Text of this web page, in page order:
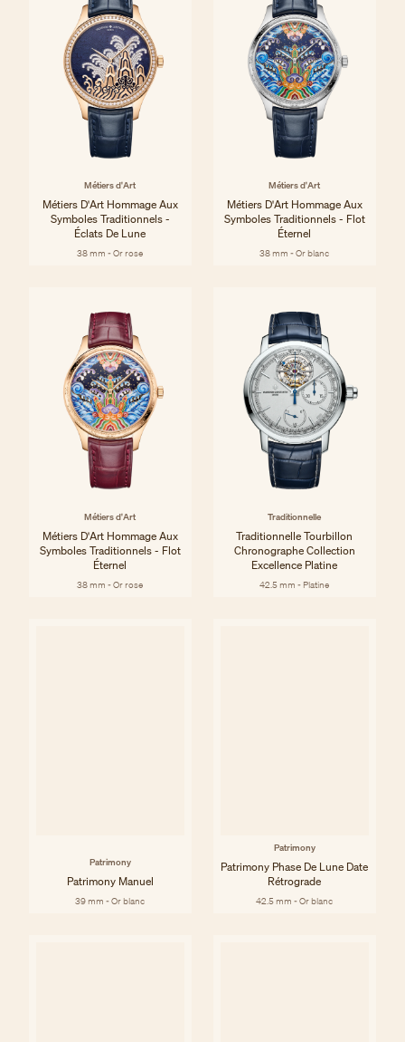
Métiers d'Art
Métiers D'Art Hommage Aux
Symboles Traditionnels -
Éclats De Lune
38 mm - Or rose
Métiers d'Art
Métiers D'Art Hommage Aux
Symboles Traditionnels - Flot
Éternel
38 mm - Or blanc
Métiers d'Art
Métiers D'Art Hommage Aux
Symboles Traditionnels - Flot
Éternel
38 mm - Or rose
Traditionnelle
Traditionnelle Tourbillon
Chronographe Collection
Excellence Platine
42.5 mm - Platine
Patrimony
Patrimony Manuel
39 mm - Or blanc
Patrimony
Patrimony Phase De Lune Date
Rétrograde
42.5 mm - Or blanc